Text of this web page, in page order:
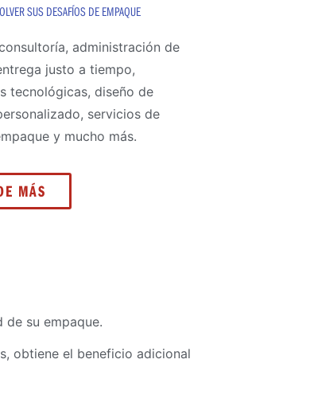
SUS DESAFÍOS DE EMPAQUE
administración de
justo a tiempo,
tecnológicas, diseño de
servicios de
y mucho más.
MÁS
su empaque.
obtiene el beneficio adicional